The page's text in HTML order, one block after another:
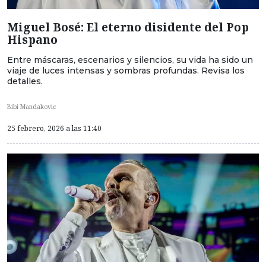
Miguel Bosé: El eterno disidente del Pop
Hispano
Entre máscaras, escenarios y silencios, su vida ha sido un
viaje de luces intensas y sombras profundas. Revisa los
detalles.
Bibi Mandakovic
25 febrero, 2026 a las 11:40